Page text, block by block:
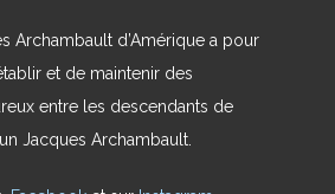
Archambault d’Amérique a pour
et de maintenir des
entre les descendants de
Jacques Archambault.